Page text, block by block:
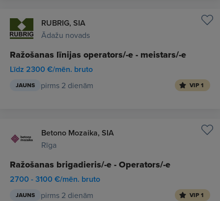
RUBRIG, SIA
Ādažu novads
Ražošanas līnijas operators/-e - meistars/-e
Līdz 2300 €/mēn. bruto
JAUNS pirms 2 dienām VIP 1
Betono Mozaika, SIA
Rīga
Ražošanas brigadieris/-e - Operators/-e
2700 - 3100 €/mēn. bruto
JAUNS pirms 2 dienām VIP 1